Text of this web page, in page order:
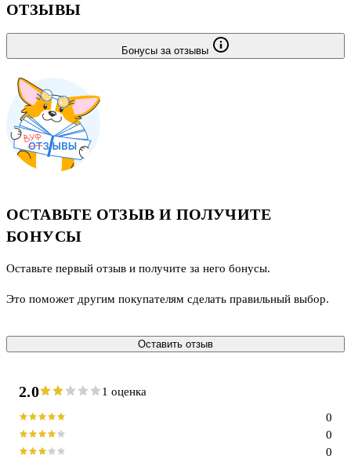
ОТЗЫВЫ
Бонусы за отзывы
ОСТАВЬТЕ ОТЗЫВ И ПОЛУЧИТЕ
БОНУСЫ
Оставьте первый отзыв и получите за него бонусы.
Это поможет другим покупателям сделать правильный выбор.
Оставить отзыв
2.0 1 оценка
0
0
0